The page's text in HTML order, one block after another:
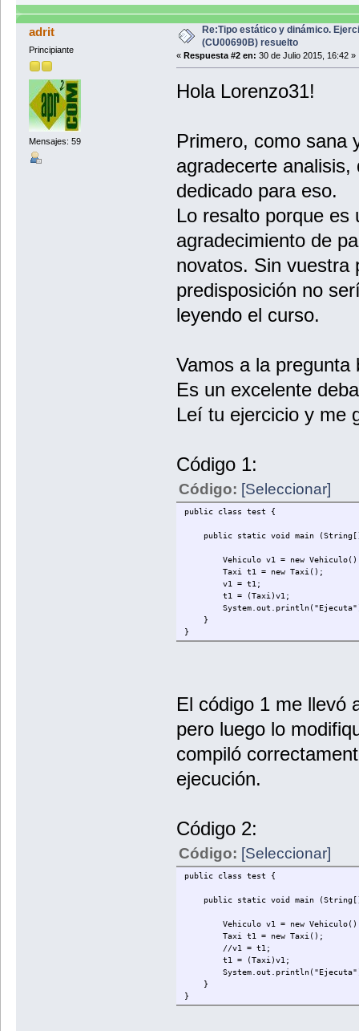
adrit
Principiante
Mensajes: 59
Re:Tipo estático y dinámico.
(CU00690B) resuelto
« Respuesta #2 en: 30 de Julio 2015, 16:42 »
Hola Lorenzo31!
Primero, como sana
agradecerte
dedicado para eso.
Lo resalto porque es
agradecimiento de
novatos. Sin vuestra
predisposición no
leyendo el curso.
Vamos a la pregunta
Es un excelente
Leí tu ejercicio y me
Código 1:
Código: [Seleccionar]
public class test {
public static void main
Vehiculo v1 = new
Taxi t1 = new Taxi();
v1 = t1;
t1 = (Taxi)v1;
}
}
El código 1 me llevó
pero luego lo
compiló
ejecución.
Código 2:
Código: [Seleccionar]
public class test {
public static void main
Vehiculo v1 = new
Taxi t1 = new Taxi();
//v1 = t1;
t1 = (Taxi)v1;
}
}